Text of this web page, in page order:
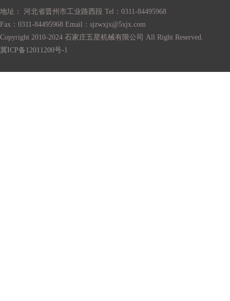
地址： 河北省晋州市工业路西段 Tel：0311-84495968
Fax：0311-84495968 Email：sjzwxjx@5xjx.com
Copyright 2010-2024 石家庄五星机械有限公司 All Right Reserved.
冀ICP备12011200号-1